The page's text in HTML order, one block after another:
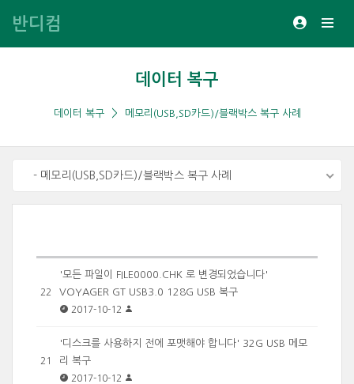
반디컴
데이터 복구
데이터 복구 메모리(USB,SD카드)/블랙박스 복구 사례
- 메모리(USB,SD카드)/블랙박스 복구 사례
22
'모든 파일이 FILE0000.CHK 로 변경되었습니다'
VOYAGER GT USB3.0 128G USB 복구
2017-10-12
21
'디스크를 사용하지 전에 포맷해야 합니다' 32G USB 메모
리 복구
2017-10-12